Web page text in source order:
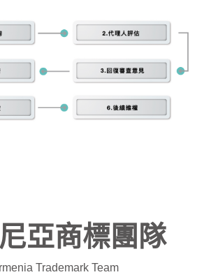
亞商標團隊
Trademark Team